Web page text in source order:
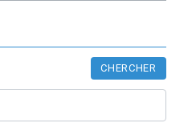
CHERCHER